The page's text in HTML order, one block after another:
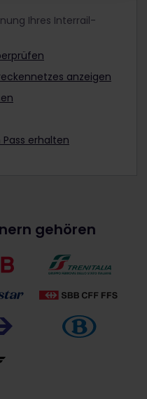
Ihres Interrail-
anzeigen
erhalten
gehören